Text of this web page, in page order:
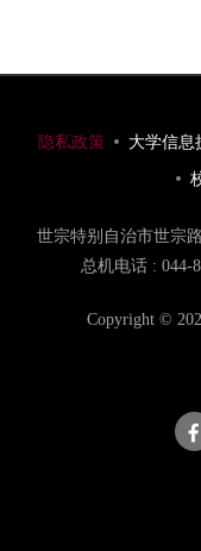
隐私政策 大学信息
世宗特别自治市世宗
总机电话 : 044-
Copyright ©